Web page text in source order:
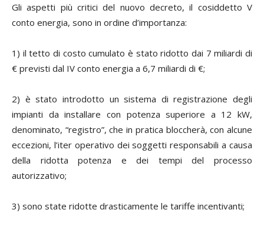
Gli aspetti più critici del nuovo decreto, il cosiddetto V
conto energia, sono in ordine d’importanza:
1) il tetto di costo cumulato è stato ridotto dai 7 miliardi di
€ previsti dal IV conto energia a 6,7 miliardi di €;
2) è stato introdotto un sistema di registrazione degli
impianti da installare con potenza superiore a 12 kW,
denominato, “registro”, che in pratica bloccherà, con alcune
eccezioni, l’iter operativo dei soggetti responsabili a causa
della ridotta potenza e dei tempi del processo
autorizzativo;
3) sono state ridotte drasticamente le tariffe incentivanti;